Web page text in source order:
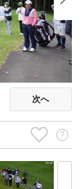
次へ